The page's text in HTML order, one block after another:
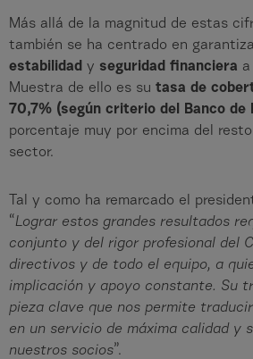
Más allá de la magnitud de estas
también se ha centrado en
estabilidad y seguridad financiera
Muestra de ello es su tasa de
70,7% (según criterio del Banco de
porcentaje muy por encima del
sector.
Tal y como ha remarcado el
“Lograr estos grandes resultados
conjunto y del rigor profesional del
directivos y de todo el equipo, a
implicación y apoyo constante. Su
pieza clave que nos permite
en un servicio de máxima calidad y
nuestros socios”.